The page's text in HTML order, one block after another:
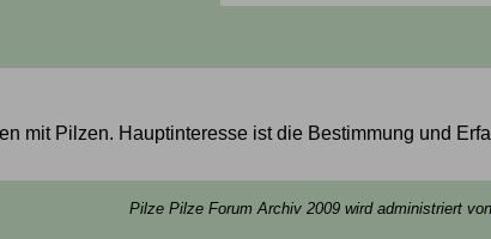
mit Pilzen. Hauptinteresse ist die Bestimmung und
Pilze Pilze Forum Archiv 2009 wird administriert von